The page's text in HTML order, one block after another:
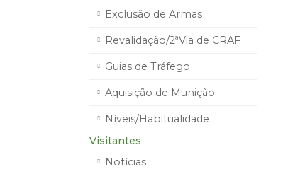
Exclusão de Armas
Revalidação/2ªVia de CRAF
Guias de Tráfego
Aquisição de Munição
Níveis/Habitualidade
Visitantes
Notícias